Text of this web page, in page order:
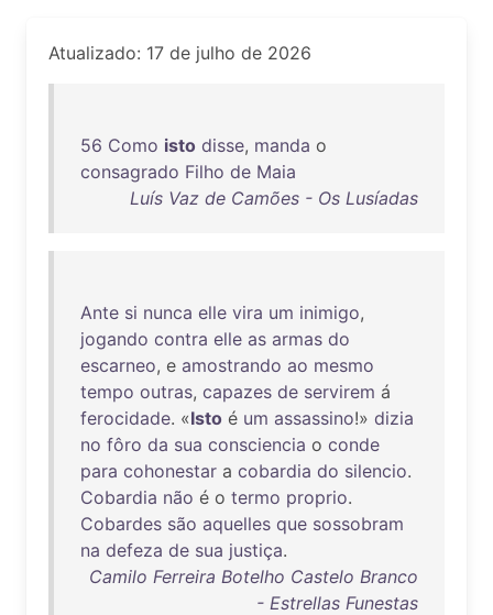
Atualizado: 17 de julho de 2026
56 Como isto disse, manda o
consagrado Filho de Maia
Luís Vaz de Camões - Os Lusíadas
Ante si nunca elle vira um inimigo,
jogando contra elle as armas do
escarneo, e amostrando ao mesmo
tempo outras, capazes de servirem á
ferocidade. «Isto é um assassino!» dizia
no fôro da sua consciencia o conde
para cohonestar a cobardia do silencio.
Cobardia não é o termo proprio.
Cobardes são aquelles que sossobram
na defeza de sua justiça.
Camilo Ferreira Botelho Castelo Branco
- Estrellas Funestas